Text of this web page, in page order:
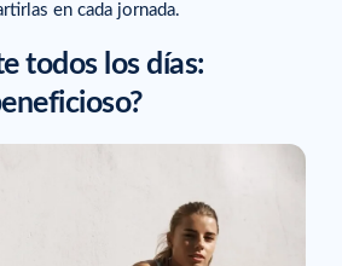
en cada jornada.
todos los días: